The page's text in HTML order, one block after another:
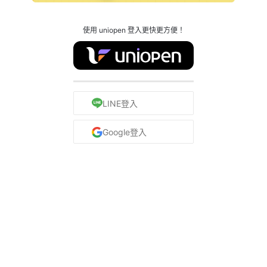
使用 uniopen 登入更快更方便！
LINE登入
Google登入